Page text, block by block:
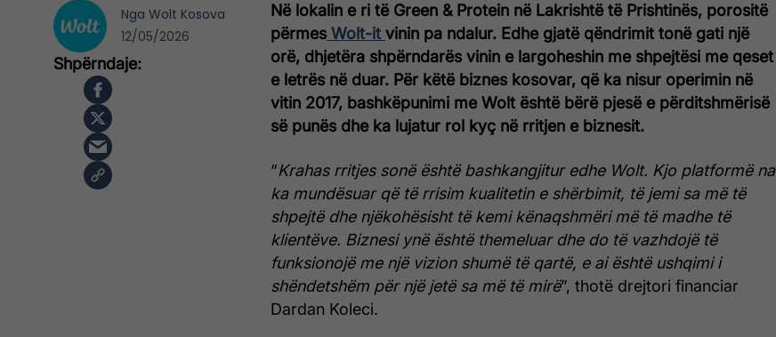
Në lokalin e ri të Green & Protein në Lakrishtë të Prishtinës, porositë
përmes Wolt-it vinin pa ndalur. Edhe gjatë qëndrimit tonë gati një
orë, dhjetëra shpërndarës vinin e largoheshin me shpejtësi me qeset
e letrës në duar. Për këtë biznes kosovar, që ka nisur operimin në
vitin 2017, bashkëpunimi me Wolt është bërë pjesë e përditshmërisë
së punës dhe ka lujatur rol kyç në rritjen e biznesit.
“Krahas rritjes sonë është bashkangjitur edhe Wolt. Kjo platformë na
ka mundësuar që të rrisim kualitetin e shërbimit, të jemi sa më të
shpejtë dhe njëkohësisht të kemi kënaqshmëri më të madhe të
klientëve. Biznesi ynë është themeluar dhe do të vazhdojë të
funksionojë me një vizion shumë të qartë, e ai është ushqimi i
shëndetshëm për një jetë sa më të mirë”, thotë drejtori financiar
Dardan Koleci.
Nga Wolt Kosova
12/05/2026